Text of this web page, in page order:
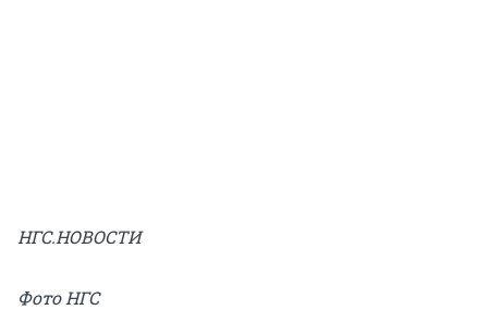
НГС.НОВОСТИ
Фото НГС